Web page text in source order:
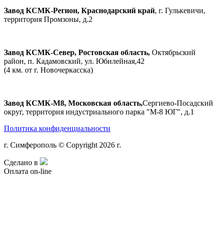
Завод КСМК-Регион, Краснодарский край, г. Гулькевичи,
территория Промзоны, д.2
Завод КСМК-Север, Ростовская область, Октябрьский
район, п. Кадамовский, ул. Юбилейная,42
(4 км. от г. Новочеркасска)
Завод КСМК-М8, Московская область,Сергиево-Посадский
округ, территория индустриального парка "М-8 ЮГ", д.1
Политика конфиденциальности
г. Симферополь © Copyright 2026 г.
Сделано в
Оплата on-line